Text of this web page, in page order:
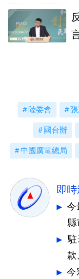
陸委會
國台辦
中國廣電總局
即
今
縣
款
今